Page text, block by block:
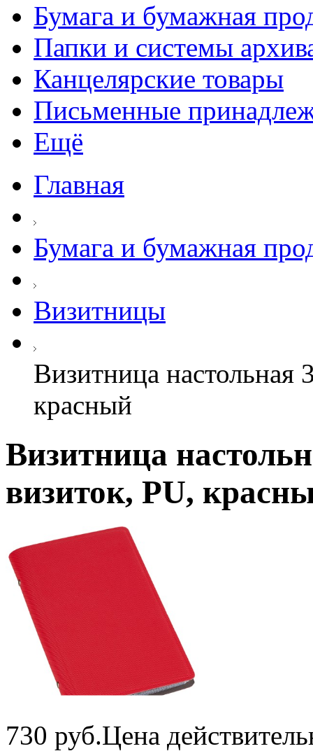
Бумага и бумажная
Папки и системы
Канцелярские товары
Письменные
Ещё
Главная
Бумага и бумажная
Визитницы
Визитница настольная
красный
Визитница
визиток, PU,
730 руб.Цена